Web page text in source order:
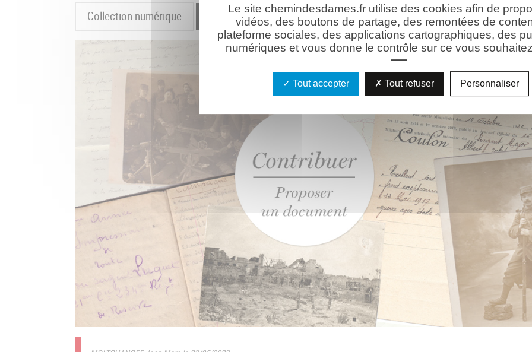
Collection numérique La cartographie Les ressources
Le site chemindesdames.fr utilise des cookies afin de
vidéos, des boutons de partage, des remontées de
plateforme sociales, des applications cartographiques, des
numériques et vous donne le contrôle sur ce vous
Tout accepter Tout refuser Personnaliser